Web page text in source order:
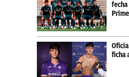
fecha
ficha